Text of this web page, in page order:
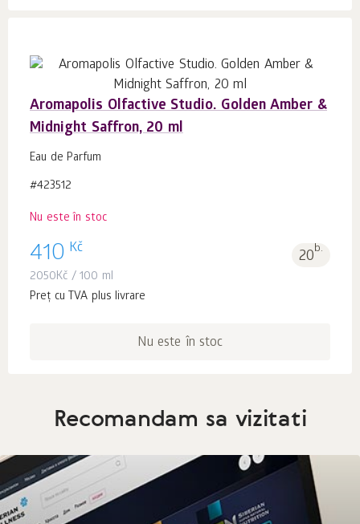
Aromapolis Olfactive Studio. Golden Amber &
Midnight Saffron, 20 ml
Eau de Parfum
#423512
Nu este în stoc
410 Kč 20b.
2050Kč / 100 ml
Preț cu TVA plus livrare
Nu este în stoc
Recomandam sa vizitati